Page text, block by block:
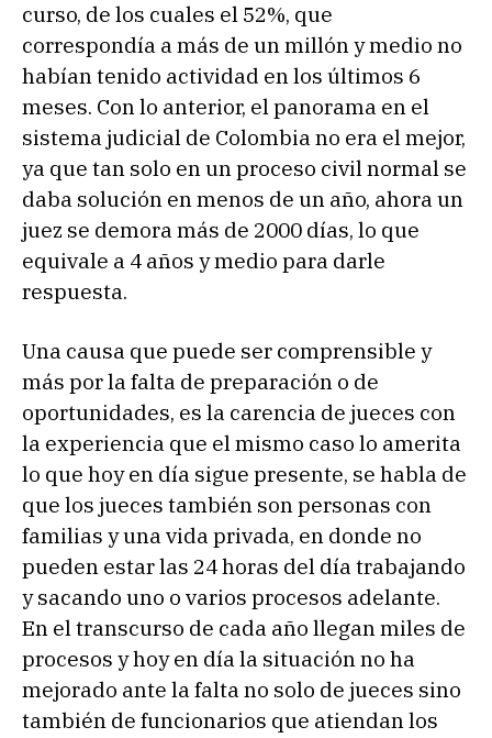
curso, de los cuales el 52%, que
correspondía a más de un millón y medio no
habían tenido actividad en los últimos 6
meses. Con lo anterior, el panorama en el
sistema judicial de Colombia no era el mejor,
ya que tan solo en un proceso civil normal se
daba solución en menos de un año, ahora un
juez se demora más de 2000 días, lo que
equivale a 4 años y medio para darle
respuesta.
Una causa que puede ser comprensible y
más por la falta de preparación o de
oportunidades, es la carencia de jueces con
la experiencia que el mismo caso lo amerita
lo que hoy en día sigue presente, se habla de
que los jueces también son personas con
familias y una vida privada, en donde no
pueden estar las 24 horas del día trabajando
y sacando uno o varios procesos adelante.
En el transcurso de cada año llegan miles de
procesos y hoy en día la situación no ha
mejorado ante la falta no solo de jueces sino
también de funcionarios que atiendan los